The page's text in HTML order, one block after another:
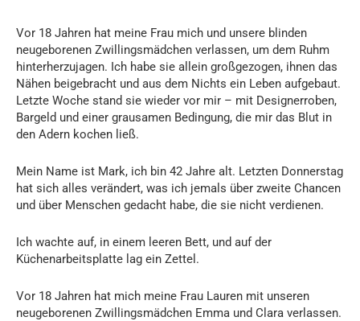
Vor 18 Jahren hat meine Frau mich und unsere blinden
neugeborenen Zwillingsmädchen verlassen, um dem Ruhm
hinterherzujagen. Ich habe sie allein großgezogen, ihnen das
Nähen beigebracht und aus dem Nichts ein Leben aufgebaut.
Letzte Woche stand sie wieder vor mir – mit Designerroben,
Bargeld und einer grausamen Bedingung, die mir das Blut in
den Adern kochen ließ.
Mein Name ist Mark, ich bin 42 Jahre alt. Letzten Donnerstag
hat sich alles verändert, was ich jemals über zweite Chancen
und über Menschen gedacht habe, die sie nicht verdienen.
Ich wachte auf, in einem leeren Bett, und auf der
Küchenarbeitsplatte lag ein Zettel.
Vor 18 Jahren hat mich meine Frau Lauren mit unseren
neugeborenen Zwillingsmädchen Emma und Clara verlassen.